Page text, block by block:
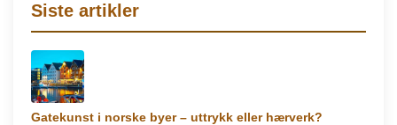
Siste artikler
Gatekunst i norske byer – uttrykk eller hærverk?